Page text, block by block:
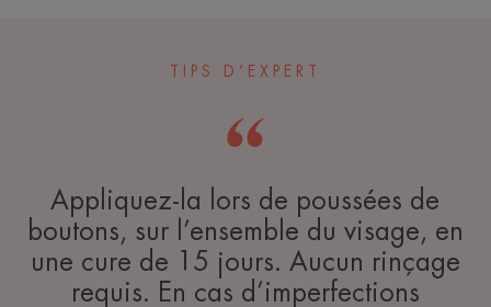
TIPS D’EXPERT
Appliquez-la lors de poussées de
boutons, sur l’ensemble du visage, en
une cure de 15 jours. Aucun rinçage
requis. En cas d’imperfections